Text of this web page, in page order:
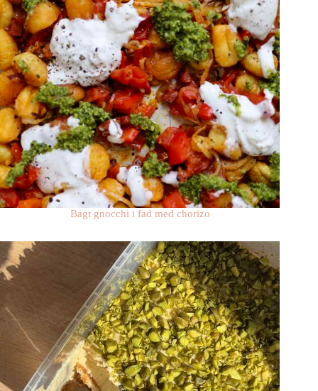
Bagt gnocchi i fad med chorizo